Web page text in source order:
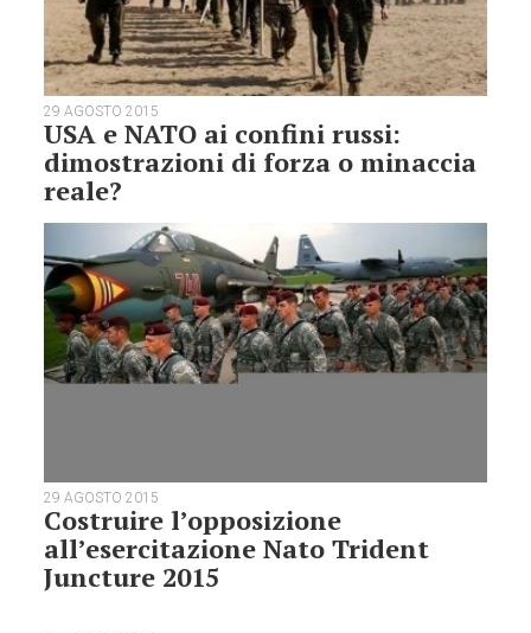
29 AGOSTO 2015
USA e NATO ai confini russi:
dimostrazioni di forza o minaccia
reale?
29 AGOSTO 2015
Costruire l’opposizione
all’esercitazione Nato Trident
Juncture 2015